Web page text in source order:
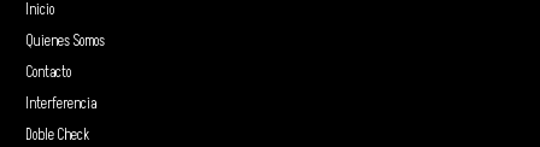
Inicio
Quienes Somos
Contacto
Interferencia
Doble Check